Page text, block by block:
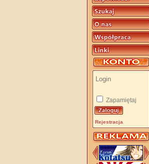
Zapamiętaj
Rejestracja